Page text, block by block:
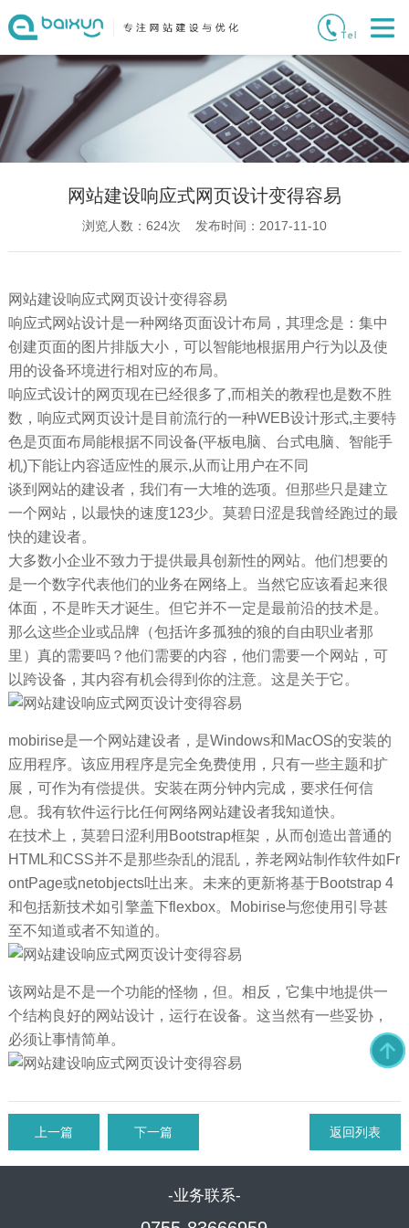
网站建设响应式网页设计变得容易
浏览人数： 624次 发布时间：2017-11-10
网站建设响应式网页设计变得容易
响应式网站设计是一种网络页面设计布局，其理念是：集中
创建页面的图片排版大小，可以智能地根据用户行为以及使
用的设备环境进行相对应的布局。
响应式设计的网页现在已经很多了,而相关的教程也是数不胜
数，响应式网页设计是目前流行的一种WEB设计形式,主要特
色是页面布局能根据不同设备(平板电脑、台式电脑、智能手
机)下能让内容适应性的展示,从而让用户在不同
谈到网站的建设者，我们有一大堆的选项。但那些只是建立
一个网站，以最快的速度123少。莫碧日涩是我曾经跑过的最
快的建设者。
大多数小企业不致力于提供最具创新性的网站。他们想要的
是一个数字代表他们的业务在网络上。当然它应该看起来很
体面，不是昨天才诞生。但它并不一定是最前沿的技术是。
那么这些企业或品牌（包括许多孤独的狼的自由职业者那
里）真的需要吗？他们需要的内容，他们需要一个网站，可
以跨设备，其内容有机会得到你的注意。这是关于它。
mobirise是一个网站建设者，是Windows和MacOS的安装的
应用程序。该应用程序是完全免费使用，只有一些主题和扩
展，可作为有偿提供。安装在两分钟内完成，要求任何信
息。我有软件运行比任何网络网站建设者我知道快。
在技术上，莫碧日涩利用Bootstrap框架，从而创造出普通的
HTML和CSS并不是那些杂乱的混乱，养老网站制作软件如Fr
ontPage或netobjects吐出来。未来的更新将基于Bootstrap 4
和包括新技术如引擎盖下flexbox。Mobirise与您使用引导甚
至不知道或者不知道的。
该网站是不是一个功能的怪物，但。相反，它集中地提供一
个结构良好的网站设计，运行在设备。这当然有一些妥协，
必须让事情简单。
上一篇 下一篇 返回列表
-业务联系-